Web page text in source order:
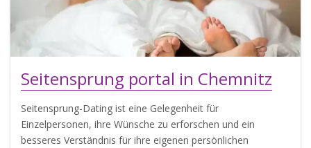
Seitensprung portal in Chemnitz
Seitensprung-Dating ist eine Gelegenheit für
Einzelpersonen, ihre Wünsche zu erforschen und ein
besseres Verständnis für ihre eigenen persönlichen